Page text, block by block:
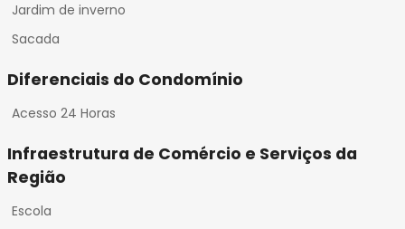
Jardim de inverno
Sacada
Diferenciais do Condomínio
Acesso 24 Horas
Infraestrutura de Comércio e Serviços da
Região
Escola